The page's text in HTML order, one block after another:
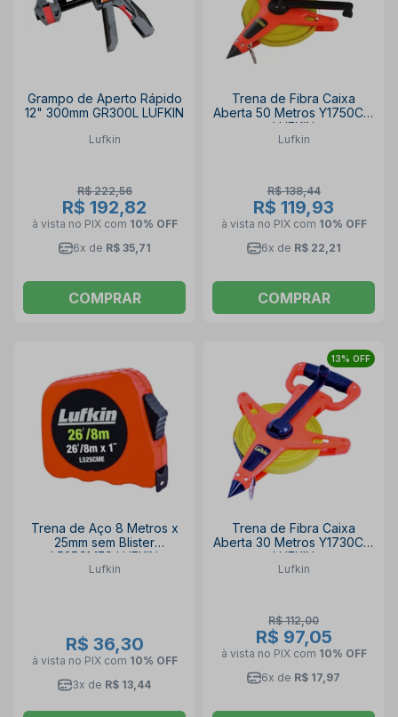
Grampo de Aperto Rápido
12" 300mm GR300L LUFKIN
Lufkin
R$ 222,56
R$ 192,82
à vista no PIX com 10% OFF
6x de R$ 35,71
COMPRAR
Trena de Fibra Caixa
Aberta 50 Metros Y1750CM
LUFKIN
Lufkin
R$ 138,44
R$ 119,93
à vista no PIX com 10% OFF
6x de R$ 22,21
COMPRAR
Trena de Aço 8 Metros x
25mm sem Blister
L525CMES LUFKIN
Lufkin
R$ 36,30
à vista no PIX com 10% OFF
3x de R$ 13,44
13% OFF
Trena de Fibra Caixa
Aberta 30 Metros Y1730CM
LUFKIN
Lufkin
R$ 112,00
R$ 97,05
à vista no PIX com 10% OFF
6x de R$ 17,97